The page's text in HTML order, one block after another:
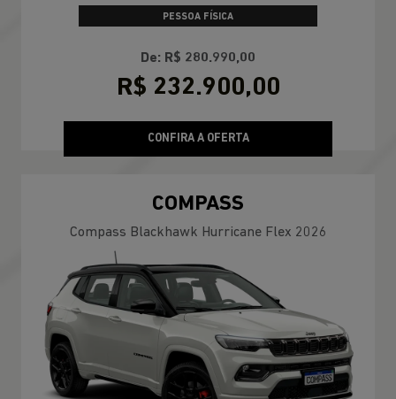
PESSOA FÍSICA
De: R$ 280.990,00
R$ 232.900,00
CONFIRA A OFERTA
COMPASS
Compass Blackhawk Hurricane Flex 2026